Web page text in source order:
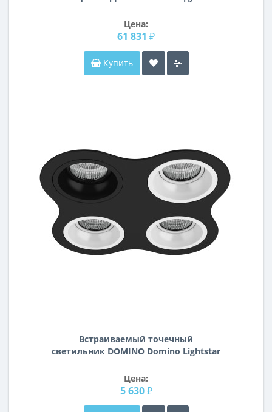
Цена:
61 831 ₽
Купить
Встраиваемый точечный
светильник DOMINO Domino Lightstar
Цена:
5 630 ₽